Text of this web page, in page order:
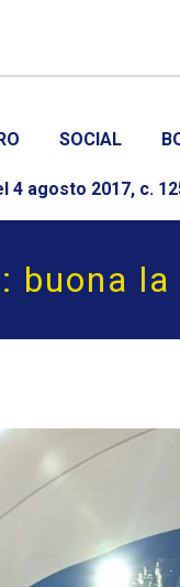
SOCIAL
4 agosto 2017, c.
buona